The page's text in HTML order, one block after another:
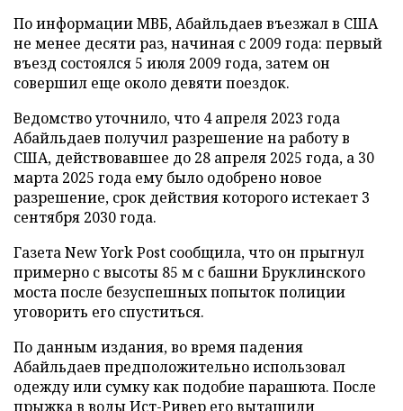
По информации МВБ, Абайльдаев въезжал в США
не менее десяти раз, начиная с 2009 года: первый
въезд состоялся 5 июля 2009 года, затем он
совершил еще около девяти поездок.
Ведомство уточнило, что 4 апреля 2023 года
Абайльдаев получил разрешение на работу в
США, действовавшее до 28 апреля 2025 года, а 30
марта 2025 года ему было одобрено новое
разрешение, срок действия которого истекает 3
сентября 2030 года.
Газета New York Post сообщила, что он прыгнул
примерно с высоты 85 м с башни Бруклинского
моста после безуспешных попыток полиции
уговорить его спуститься.
По данным издания, во время падения
Абайльдаев предположительно использовал
одежду или сумку как подобие парашюта. После
прыжка в воды Ист-Ривер его вытащили